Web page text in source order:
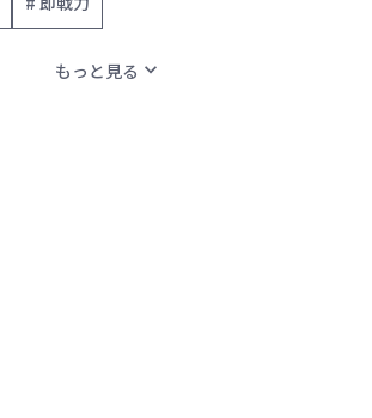
もっと見る expand_more